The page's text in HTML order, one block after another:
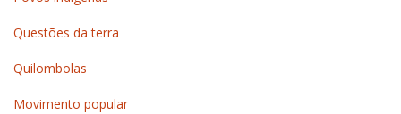
Questões da terra
Quilombolas
Movimento popular